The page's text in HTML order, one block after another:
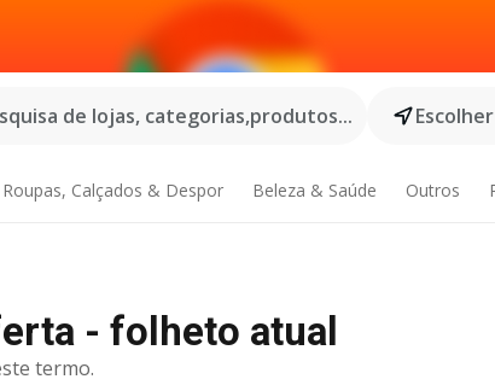
de lojas, categorias,produtos...
Roupas, Calçados & Despor Beleza & Saúde Outros
- folheto atual
termo.